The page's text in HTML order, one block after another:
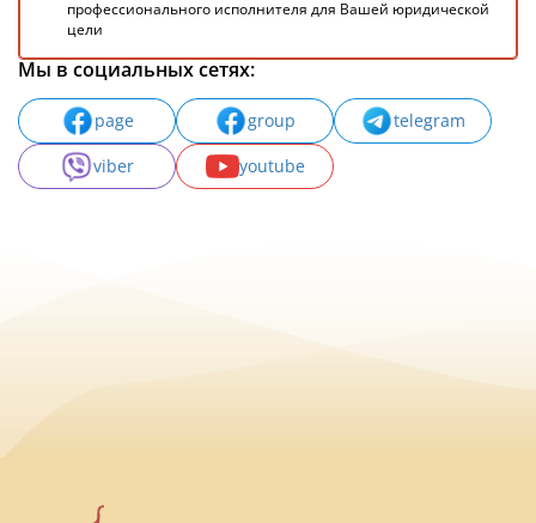
профессионального исполнителя для Вашей юридической
цели
Мы в социальных сетях:
page group
telegram
viber
youtube